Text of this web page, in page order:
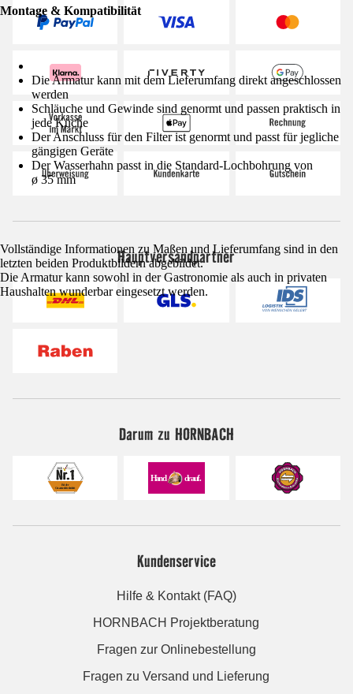
Montage & Kompatibilität
Die Armatur kann mit dem Lieferumfang direkt angeschlossen
werden
Schläuche und Gewinde sind genormt und passen praktisch in
jede Küche
Der Anschluss für den Filter ist genormt und passt für jegliche
gängigen Geräte
Der Wasserhahn passt in die Standard-Lochbohrung von
ø 35 mm
Vollständige Informationen zu Maßen und Lieferumfang sind in den
letzten beiden Produktbildern abgebildet.
Die Armatur kann sowohl in der Gastronomie als auch in privaten
Haushalten wunderbar eingesetzt werden.
Hauptversandpartner
Darum zu HORNBACH
Kundenservice
Hilfe & Kontakt (FAQ)
HORNBACH Projektberatung
Fragen zur Onlinebestellung
Fragen zu Versand und Lieferung